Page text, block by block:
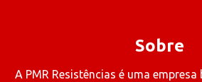
Sobre
A PMR Resistências é uma